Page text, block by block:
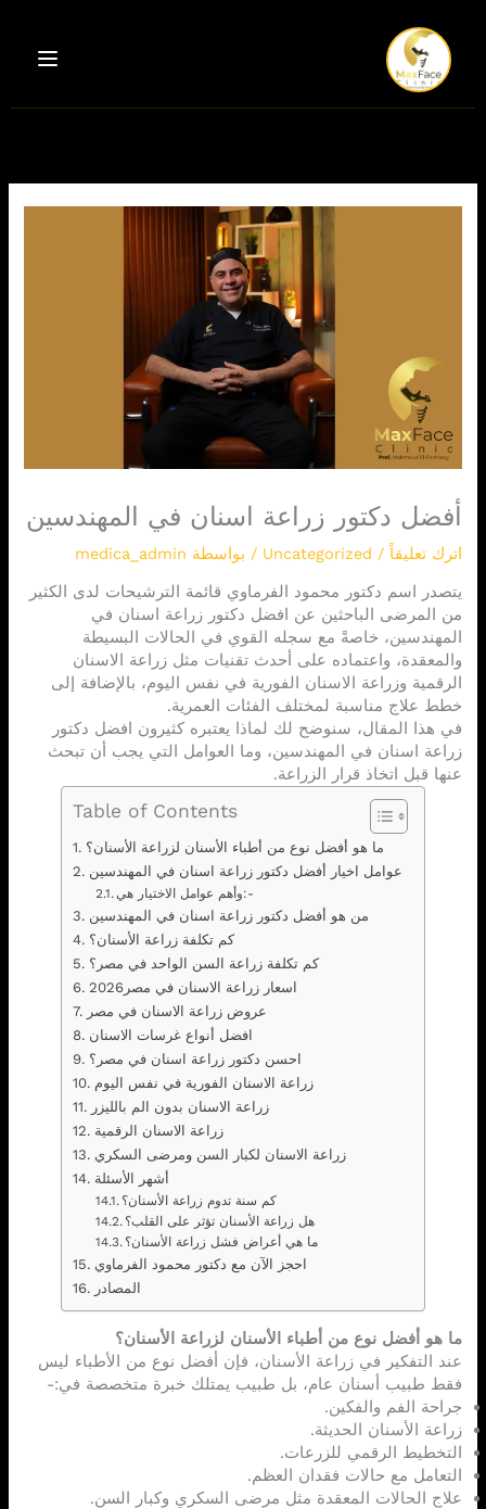
المحتوى
أفضل دكتور زراعة اسنان في المهندسين
اترك تعليقاً /
Uncategorized / بواسطة medica_admin
يتصدر اسم دكتور محمود الفرماوي قائمة الترشيحات لدى الكثير
من المرضى الباحثين عن افضل دكتور زراعة اسنان في
المهندسين، خاصةً مع سجله القوي في الحالات البسيطة
والمعقدة، واعتماده على أحدث تقنيات مثل زراعة الاسنان
الرقمية وزراعة الاسنان الفورية في نفس اليوم، بالإضافة إلى
خطط علاج مناسبة لمختلف الفئات العمرية.
في هذا المقال، سنوضح لك لماذا يعتبره كثيرون افضل دكتور
زراعة اسنان في المهندسين، وما العوامل التي يجب أن تبحث
عنها قبل اتخاذ قرار الزراعة.
Table of Contents
ما هو أفضل نوع من أطباء الأسنان لزراعة الأسنان؟
عوامل اخيار أفضل دكتور زراعة اسنان في المهندسين
وأهم عوامل الاختيار هي:-
من هو أفضل دكتور زراعة اسنان في المهندسين
كم تكلفة زراعة الأسنان؟
كم تكلفة زراعة السن الواحد في مصر؟
اسعار زراعة الاسنان في مصر2026
عروض زراعة الاسنان في مصر
افضل أنواع غرسات الاسنان
احسن دكتور زراعة اسنان في مصر؟
زراعة الاسنان الفورية في نفس اليوم
زراعة الاسنان بدون الم بالليزر
زراعة الاسنان الرقمية
زراعة الاسنان لكبار السن ومرضى السكري
أشهر الأسئلة
كم سنة تدوم زراعة الأسنان؟
هل زراعة الأسنان تؤثر على القلب؟
ما هي أعراض فشل زراعة الأسنان؟
احجز الآن مع دكتور محمود الفرماوي
المصادر
ما هو أفضل نوع من أطباء الأسنان لزراعة الأسنان؟
عند التفكير في زراعة الأسنان، فإن أفضل نوع من الأطباء ليس
فقط طبيب أسنان عام، بل طبيب يمتلك خبرة متخصصة في:-
جراحة الفم والفكين.
زراعة الأسنان الحديثة.
التخطيط الرقمي للزرعات.
التعامل مع حالات فقدان العظم.
علاج الحالات المعقدة مثل مرضى السكري وكبار السن.